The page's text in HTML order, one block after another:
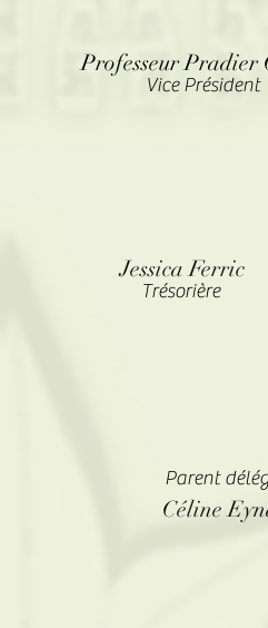
Professeur Pradier
Vice Président
Jessica Ferric
Trésorière
Parent
Céline